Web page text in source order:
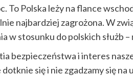
To Polska leży na flance
najbardziej zagrożona. W
stosunku do polskich służb –
bezpieczeństwa i interes
się i nie zgadzamy się